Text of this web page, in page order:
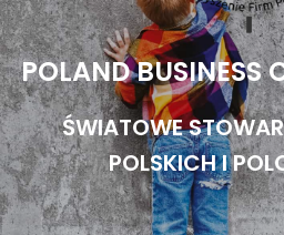
POLAND BUSINESS
ŚWIATOWE
POLSKICH I